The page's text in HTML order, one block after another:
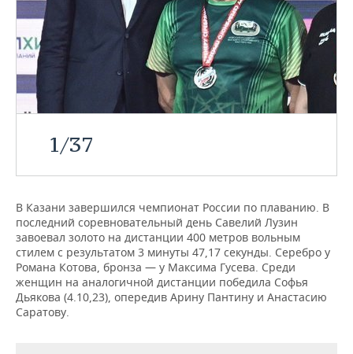
1/37
В Казани завершился чемпионат России по плаванию. В
последний соревновательный день Савелий Лузин
завоевал золото на дистанции 400 метров вольным
стилем с результатом 3 минуты 47,17 секунды. Серебро у
Романа Котова, бронза — у Максима Гусева. Среди
женщин на аналогичной дистанции победила Софья
Дьякова (4.10,23), опередив Арину Пантину и Анастасию
Саратову.